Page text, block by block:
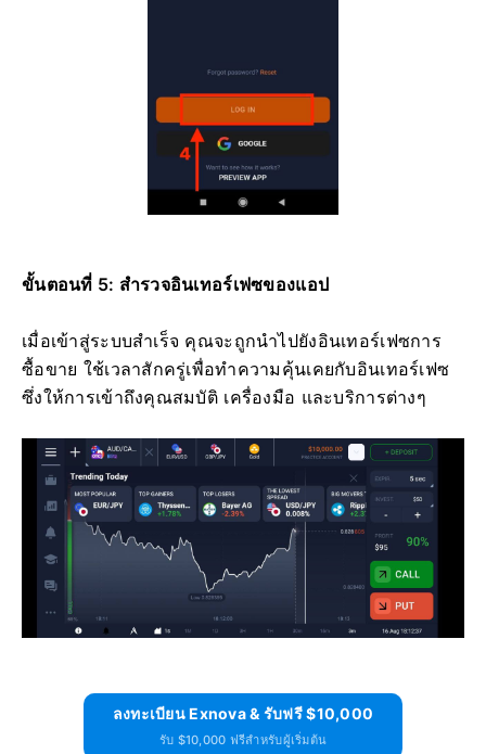
ขั้นตอนที่ 5: สำรวจอินเทอร์เฟซของแอป
เมื่อเข้าสู่ระบบสำเร็จ คุณจะถูกนำไปยังอินเทอร์เฟซการ
ซื้อขาย ใช้เวลาสักครู่เพื่อทำความคุ้นเคยกับอินเทอร์เฟซ
ซึ่งให้การเข้าถึงคุณสมบัติ เครื่องมือ และบริการต่างๆ
ลงทะเบียน Exnova & รับฟรี $10,000
รับ $10,000 ฟรีสำหรับผู้เริ่มต้น